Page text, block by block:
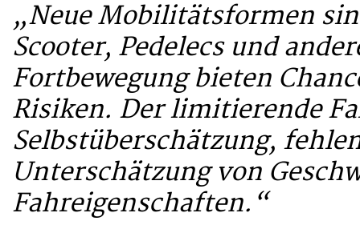
„Neue Mobilitätsformen
Scooter, Pedelecs und
Fortbewegung bieten
Risiken. Der limitierende
Selbstüberschätzung,
Unterschätzung von
Fahreigenschaften.“